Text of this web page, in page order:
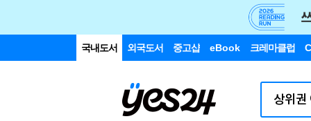
국내도서 외국도서 중고샵 eBook 크레마클럽